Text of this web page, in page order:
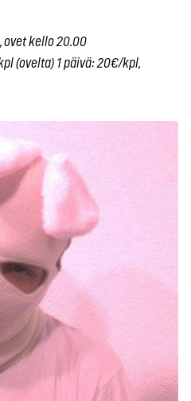
ovet kello 20.00
(ovelta) 1 päivä: 20€/kpl,